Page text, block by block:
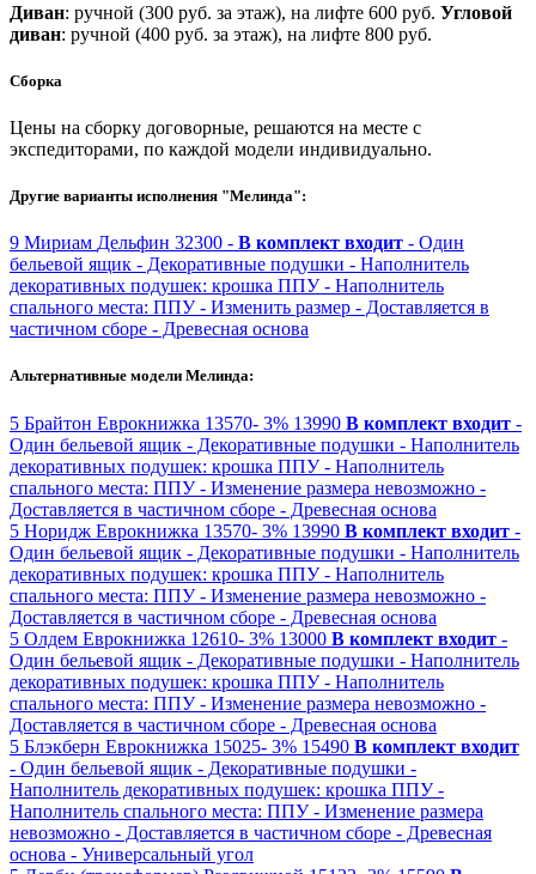
Диван: ручной (300 руб. за этаж), на лифте 600 руб. Угловой
диван: ручной (400 руб. за этаж), на лифте 800 руб.
Сборка
Цены на сборку договорные, решаются на месте с
экспедиторами, по каждой модели индивидуально.
Другие варианты исполнения "Мелинда":
9 Мириам Дельфин 32300 - В комплект входит - Один
бельевой ящик - Декоративные подушки - Наполнитель
декоративных подушек: крошка ППУ - Наполнитель
спального места: ППУ - Изменить размер - Доставляется в
частичном сборе - Древесная основа
Альтернативные модели Мелинда:
5 Брайтон Еврокнижка 13570- 3% 13990 В комплект входит -
Один бельевой ящик - Декоративные подушки - Наполнитель
декоративных подушек: крошка ППУ - Наполнитель
спального места: ППУ - Изменение размера невозможно -
Доставляется в частичном сборе - Древесная основа
5 Норидж Еврокнижка 13570- 3% 13990 В комплект входит -
Один бельевой ящик - Декоративные подушки - Наполнитель
декоративных подушек: крошка ППУ - Наполнитель
спального места: ППУ - Изменение размера невозможно -
Доставляется в частичном сборе - Древесная основа
5 Олдем Еврокнижка 12610- 3% 13000 В комплект входит -
Один бельевой ящик - Декоративные подушки - Наполнитель
декоративных подушек: крошка ППУ - Наполнитель
спального места: ППУ - Изменение размера невозможно -
Доставляется в частичном сборе - Древесная основа
5 Блэкберн Еврокнижка 15025- 3% 15490 В комплект входит
- Один бельевой ящик - Декоративные подушки -
Наполнитель декоративных подушек: крошка ППУ -
Наполнитель спального места: ППУ - Изменение размера
невозможно - Доставляется в частичном сборе - Древесная
основа - Универсальный угол